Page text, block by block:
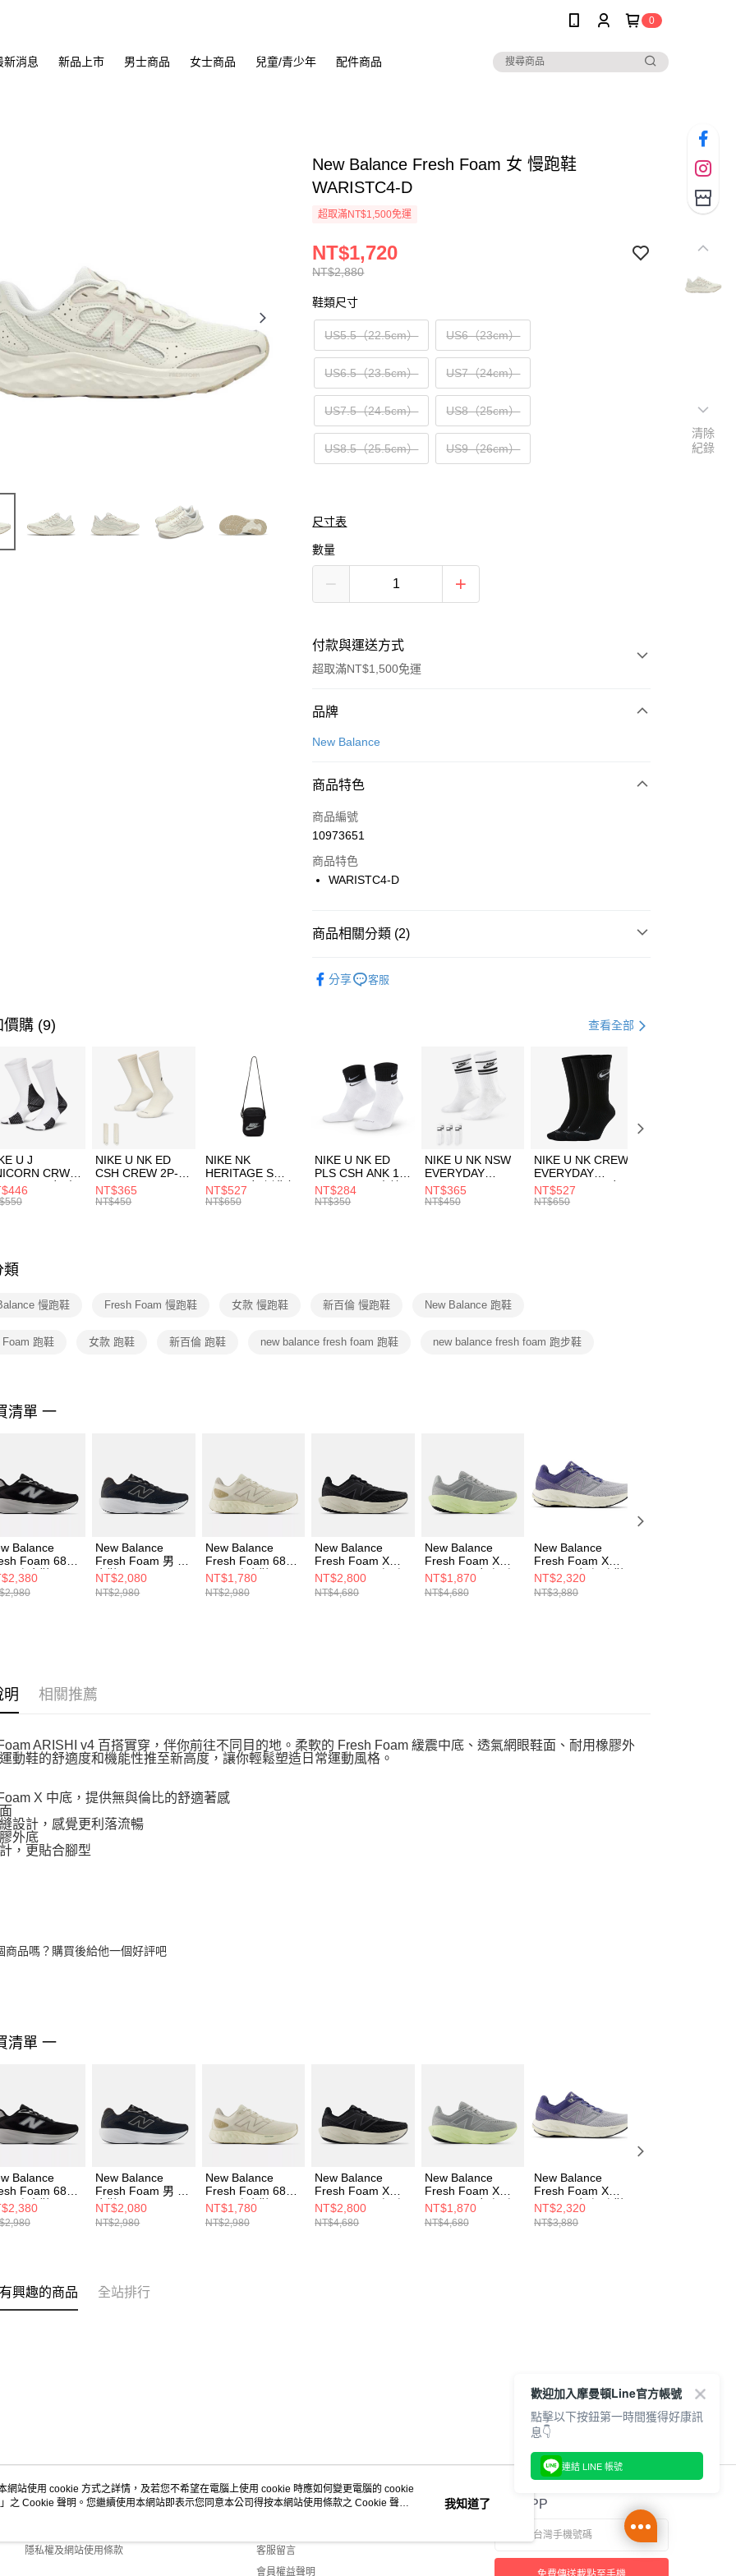
0
新消息 新品上市 男士商品 女士商品 兒童/青少年 配件商品
New Balance Fresh Foam 女 慢跑鞋
WARISTC4-D
超取滿NT$1,500免運
NT$2,880
NT$1,720
鞋類尺寸
US5.5（22.5cm） US6（23cm）
US6.5（23.5cm） US7（24cm）
US7.5（24.5cm） US8（25cm）
US8.5（25.5cm） US9（26cm）
尺寸表
數量
付款與運送方式
超取滿NT$1,500免運
付款方式
信用卡一次付款
合作金庫商業銀行
華南商業銀行
上海商業儲蓄銀行
國泰世華商業銀行
聯邦商業銀行
台新國際商業銀行
LINE Pay
Apple Pay
【關於「AFTEE先享後付」】
３．安心：先確認商品／服務後，再付款。
【「AFTEE先享後付」結帳流程】
１．於結帳方式選擇「AFTEE先享後付」後，將跳轉至「AFTEE先享後
付」結帳頁面，進行簡訊認證並確認金額後，即可完成結帳。
２．訂單成立數日內，您將收到繳費通知簡訊。
３．收到繳費通知簡訊後14天內，點擊此簡訊中的連結，可透過四大超商
／ATM／網路銀行／等多元方式進行付款，方視為交易完成。
※ 請注意：結帳手續完成當下不需立刻繳費，但若您需要取消訂單，請聯
絡購買商品的店家。未經商家同意取消之訂單仍視為有效，需透過AFTEE
先享後付繳納相關費用。
１．透過由恩沛科技股份有限公司提供之「AFTEE先享後付」服務完成之
交易，需依本服務之必要範圍內提供個人資料，並將交易相關給付款項請
２．關於個人資料處理事宜，請瀏覽以下網址：
５．嚴禁一人註冊多個帳號或使用他人資訊註冊。若發現惡意使用之情
形，恩沛科技股份有限公司將有權停止該用戶之使用額度並採取法律行
動。
每筆NT$100，滿NT$1,500(含以上)免運費
每筆NT$100，滿NT$1,500(含以上)免運費
品牌
New Balance
商品特色
商品編號
10973651
商品特色
WARISTC4-D
商品相關分類 (2)
分享 客服
價購 (9) 查看全部
U J
CRW
-160 男女 中
FZ3393100
NIKE U NK ED
CSH CREW 2P-
144 EMBRDY 男
女 短統襪
NT$365
NT$450
NIKE NK
HERITAGE S
SMIT 男女 側背包
BA5871010
NT$527
NT$650
NIKE U NK ED
PLS CSH ANK 1P
144 DBL 男 中統
襪 DH4058104
NT$284
NT$350
NIKE U NK NSW
EVERYDAY
ESSENTIAL CR
男女 短統襪
NT$365
NT$450
NIKE U NK CREW
EVERYDAY
BBALL 3PR 男女
長統襪
NT$527
NT$650
類
慢跑鞋 Fresh Foam 慢跑鞋 女款 慢跑鞋 新百倫 慢跑鞋 New Balance 跑鞋
Foam 跑鞋 女款 跑鞋 新百倫 跑鞋 new balance fresh foam 跑鞋 new balance fresh foam 跑步鞋
清單 一
Balance
Foam 680
跑步鞋
2E
New Balance
Fresh Foam 男 跑
步鞋 M6805NK-2E
NT$2,080
NT$2,980
New Balance
Fresh Foam 680
v8 男 跑步鞋
M680RC8-2E
NT$1,780
NT$2,980
New Balance
Fresh Foam X
1080 v14 男 慢跑
鞋 M1080B14-2E
NT$2,800
NT$4,680
New Balance
Fresh Foam X
1080 v14 女 慢跑
鞋 W1080R14-D
NT$1,870
NT$4,680
New Balance
Fresh Foam X
860v14 女 慢跑鞋
W860U14-D
NT$2,320
NT$3,880
明 相關推薦
ARISHI v4 百搭實穿，伴你前往不同目的地。柔軟的 Fresh Foam 緩震中底、透氣網眼鞋面、耐用橡膠外
動鞋的舒適度和機能性推至新高度，讓你輕鬆塑造日常運動風格。
X 中底，提供無與倫比的舒適著感
設計，感覺更利落流暢
外底
，更貼合腳型
商品嗎？購買後給他一個好評吧
清單 一
Balance
Foam 680
跑步鞋
2E
New Balance
Fresh Foam 男 跑
步鞋 M6805NK-2E
NT$2,080
NT$2,980
New Balance
Fresh Foam 680
v8 男 跑步鞋
M680RC8-2E
NT$1,780
NT$2,980
New Balance
Fresh Foam X
1080 v14 男 慢跑
鞋 M1080B14-2E
NT$2,800
NT$4,680
New Balance
Fresh Foam X
1080 v14 女 慢跑
鞋 W1080R14-D
NT$1,870
NT$4,680
New Balance
Fresh Foam X
860v14 女 慢跑鞋
W860U14-D
NT$2,320
NT$3,880
興趣的商品 全站排行
關於我們
隱私權及網站使用條款
客服資訊
客服留言
會員權益聲明
官方APP
清除
紀錄
網站使用 cookie 方式之詳情，及若您不希望在電腦上使用 cookie 時應如何變更電腦的 cookie
」之 Cookie 聲明。您繼續使用本網站即表示您同意本公司得按本網站使用條款之 Cookie 聲明
我知道了
歡迎加入摩曼頓Line官方帳號
點擊以下按鈕第一時間獲得好康訊
息👇
連結 LINE 帳號